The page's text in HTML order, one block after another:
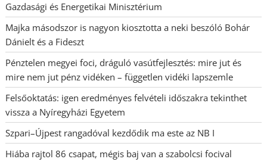
Gazdasági és Energetikai Minisztérium
Majka másodszor is nagyon kiosztotta a neki beszóló Bohár
Dánielt és a Fideszt
Pénztelen megyei foci, dráguló vasútfejlesztés: mire jut és
mire nem jut pénz vidéken – független vidéki lapszemle
Felsőoktatás: igen eredményes felvételi időszakra tekinthet
vissza a Nyíregyházi Egyetem
Szpari–Újpest rangadóval kezdődik ma este az NB I
Hiába rajtol 86 csapat, mégis baj van a szabolcsi focival